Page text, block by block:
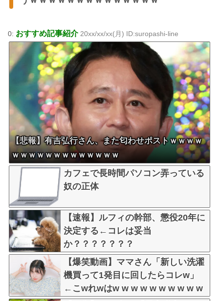
0: おすすめ記事紹介20xx/xx/xx(月) ID:suropashi-line
【悲報】有吉弘行さん、また匂わせポストｗｗｗｗ
ｗｗｗｗｗｗｗｗｗｗｗｗｗ
カフェで長時間パソコン弄っている
奴の正体
【速報】ルフィの幹部、懲役20年に
決定する←コレは妥当
か？？？？？？？
【爆笑動画】ママさん「新しい洗濯
機買って1発目に回したらコレw」
←こwれwはw w w w w w w w w w